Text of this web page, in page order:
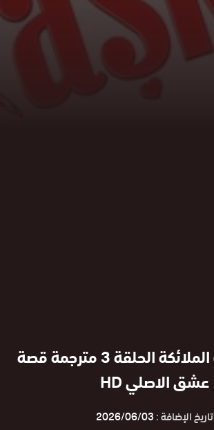
مسلسل حب الملائكة الحلقة 3 مترجمة قصة
عشق الاصلي HD
تاريخ الإضافة :2026/06/03